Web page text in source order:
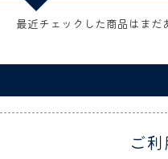
最近チェックした商品はまだ
ご